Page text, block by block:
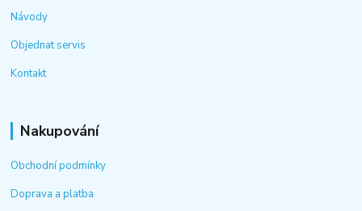
Návody
Objednat servis
Kontakt
Nakupování
Obchodní podmínky
Doprava a platba